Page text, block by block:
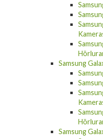
Samsung
Samsung